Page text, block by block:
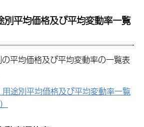
別平均価格及び平均変動率一覧
平均価格及び平均変動率の一覧表
途別平均価格及び平均変動率一覧